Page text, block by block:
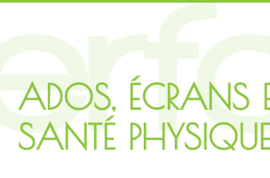
ADOS, ÉCRANS
SANTÉ PHYSIQUE